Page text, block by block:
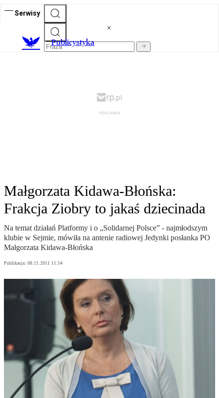
Serwisy
Publicystyka
Małgorzata Kidawa-Błońska:
Frakcja Ziobry to jakaś dziecinada
Na temat działań Platformy i o „Solidarnej Polsce” - najmłodszym
klubie w Sejmie, mówiła na antenie radiowej Jedynki posłanka PO
Małgorzata Kidawa-Błońska
Publikacja: 08.11.2011 11:54